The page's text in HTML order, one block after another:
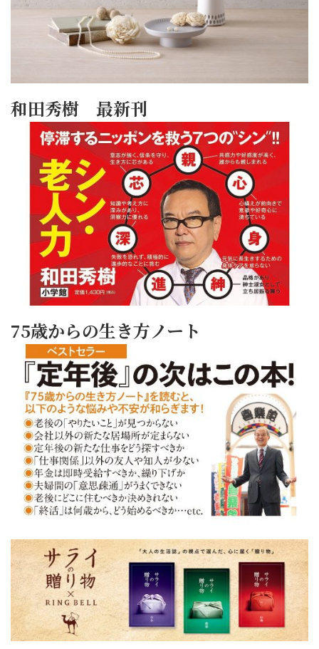
和田秀樹 最新刊
75歳からの生き方ノート